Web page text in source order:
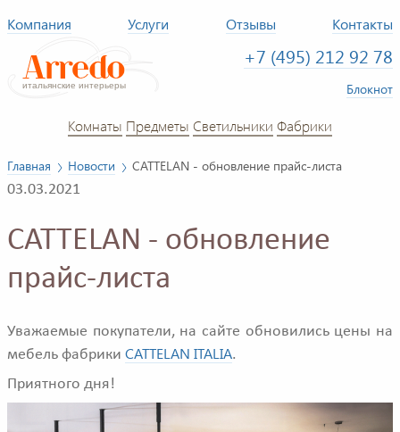
Компания Услуги Отзывы Контакты
+7 (495) 212 92 78
Блокнот
Комнаты Предметы Светильники Фабрики
Главная Новости
CATTELAN - обновление прайс-листа
03.03.2021
CATTELAN - обновление
прайс-листа
Уважаемые покупатели, на сайте обновились цены на
мебель фабрики CATTELAN ITALIA.
Приятного дня!